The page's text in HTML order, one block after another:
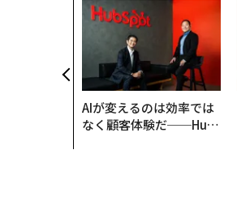
AIが変えるのは効率では
なく顧客体験だ──Hub